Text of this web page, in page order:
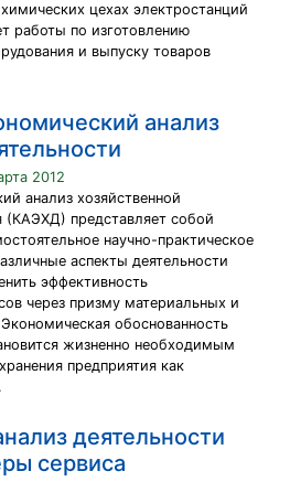
цехах электростанций
работы по изготовлению
и выпуску товаров
анализ
2012
анализ хозяйственной
(КАЭХД) представляет собой
научно-практическое
аспекты деятельности
эффективность
через призму материальных и
обоснованность
жизненно необходимым
предприятия как
деятельности
сервиса